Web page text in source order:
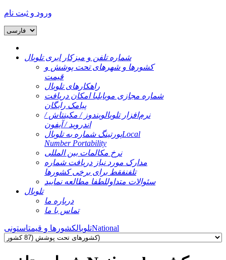
ورود و ثبت نام
شماره تلفن و میزکار ابری تلوبال
کشورها و شهرهای تحت پوشش و
قیمت
راهکارهای تلوبال
شماره مجازی موبایلبا امکان دریافت
پیامک رایگان
نرم‌افزار تلوبالویندوز / مکینتاش /
اندروید / آیفون
پورتینگ شماره به تلوبالLocal
Number Portability
نرخ مکالمات بین المللی
مدارک مورد نیاز دریافت شماره
تلفنفقط برای برخی کشورها
سئوالات متداوللطفا مطالعه نمایید
تلوبال
درباره ما
تماس با ما
تلوبالکشورها و قیمتاستونی National